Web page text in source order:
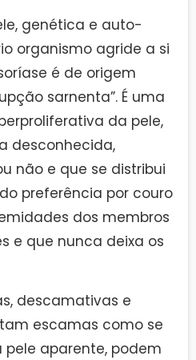
genética e auto-
organismo agride a si
é de origem
sarnenta”. É uma
da pele,
desconhecida,
não e que se distribui
preferência por couro
dos membros
e que nunca deixa os
descamativas e
escamas como se
aparente, podem